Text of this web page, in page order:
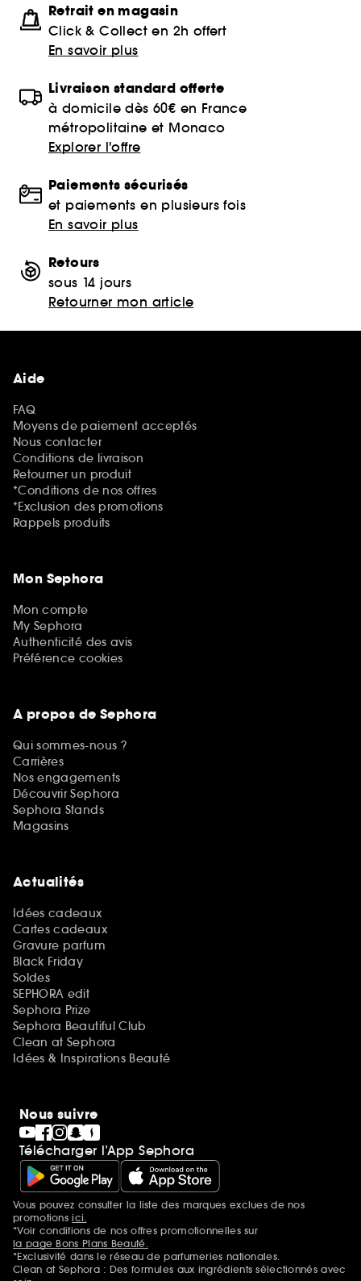
Retrait en magasin
Click & Collect en 2h offert
En savoir plus
Livraison standard offerte
à domicile dès 60€ en France
métropolitaine et Monaco
Explorer l'offre
Paiements sécurisés
et paiements en plusieurs fois
En savoir plus
Retours
sous 14 jours
Retourner mon article
Aide
FAQ
Moyens de paiement acceptés
Nous contacter
Conditions de livraison
Retourner un produit
*Conditions de nos offres
*Exclusion des promotions
Rappels produits
Mon Sephora
Mon compte
My Sephora
Authenticité des avis
Préférence cookies
A propos de Sephora
Qui sommes-nous ?
Carrières
Nos engagements
Découvrir Sephora
Sephora Stands
Magasins
Actualités
Idées cadeaux
Cartes cadeaux
Gravure parfum
Black Friday
Soldes
SEPHORA edit
Sephora Prize
Sephora Beautiful Club
Clean at Sephora
Idées & Inspirations Beauté
Nous suivre
Télécharger l’App Sephora
Mentions additionnelles
Vous pouvez consulter la liste des marques exclues de nos
promotionsici.
*Voir conditions de nos offres promotionnelles sur
la page Bons Plans Beauté.
*Exclusivité dans le réseau de parfumeries nationales.
Clean at Sephora : Des formules aux ingrédients sélectionnés avec